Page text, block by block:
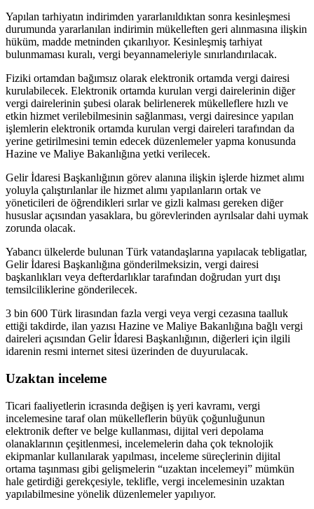
Yapılan tarhiyatın indirimden yararlanıldıktan sonra kesinleşmesi
durumunda yararlanılan indirimin mükelleften geri alınmasına ilişkin
hüküm, madde metninden çıkarılıyor. Kesinleşmiş tarhiyat
bulunmaması kuralı, vergi beyannameleriyle sınırlandırılacak.
Fiziki ortamdan bağımsız olarak elektronik ortamda vergi dairesi
kurulabilecek. Elektronik ortamda kurulan vergi dairelerinin diğer
vergi dairelerinin şubesi olarak belirlenerek mükelleflere hızlı ve
etkin hizmet verilebilmesinin sağlanması, vergi dairesince yapılan
işlemlerin elektronik ortamda kurulan vergi daireleri tarafından da
yerine getirilmesini temin edecek düzenlemeler yapma konusunda
Hazine ve Maliye Bakanlığına yetki verilecek.
Gelir İdaresi Başkanlığının görev alanına ilişkin işlerde hizmet alımı
yoluyla çalıştırılanlar ile hizmet alımı yapılanların ortak ve
yöneticileri de öğrendikleri sırlar ve gizli kalması gereken diğer
hususlar açısından yasaklara, bu görevlerinden ayrılsalar dahi uymak
zorunda olacak.
Yabancı ülkelerde bulunan Türk vatandaşlarına yapılacak tebligatlar,
Gelir İdaresi Başkanlığına gönderilmeksizin, vergi dairesi
başkanlıkları veya defterdarlıklar tarafından doğrudan yurt dışı
temsilciliklerine gönderilecek.
3 bin 600 Türk lirasından fazla vergi veya vergi cezasına taalluk
ettiği takdirde, ilan yazısı Hazine ve Maliye Bakanlığına bağlı vergi
daireleri açısından Gelir İdaresi Başkanlığının, diğerleri için ilgili
idarenin resmi internet sitesi üzerinden de duyurulacak.
Uzaktan inceleme
Ticari faaliyetlerin icrasında değişen iş yeri kavramı, vergi
incelemesine taraf olan mükelleflerin büyük çoğunluğunun
elektronik defter ve belge kullanması, dijital veri depolama
olanaklarının çeşitlenmesi, incelemelerin daha çok teknolojik
ekipmanlar kullanılarak yapılması, inceleme süreçlerinin dijital
ortama taşınması gibi gelişmelerin “uzaktan incelemeyi” mümkün
hale getirdiği gerekçesiyle, teklifle, vergi incelemesinin uzaktan
yapılabilmesine yönelik düzenlemeler yapılıyor.